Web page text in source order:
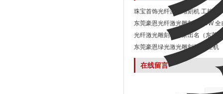
珠宝首饰光纤激光雕刻机 工控机
东莞豪恩光纤激光雕刻机 20W 全
光纤激光雕刻机哪家出名（东莞
东莞豪恩绿光激光雕刻机 工控机
在线留言